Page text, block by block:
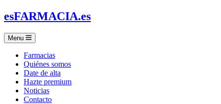
esFARMACIA.es
Menu
Farmacias
Quiénes somos
Date de alta
Hazte premium
Noticias
Contacto